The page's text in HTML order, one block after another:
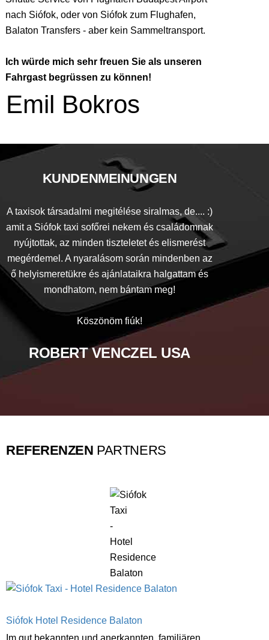
nach Siófok, oder von Siófok zum Flughafen,
Balaton Transfers - aber kein Sammeltransport.
Ich würde mich sehr freuen Sie als unseren
Fahrgast begrüssen zu können!
Emil Bokros
KUNDENMEINUNGEN
A taxisok társadalmi megitélése siralmas, de.... :)
amit a Siófok taxi sofőrei nekem és családomnak
nyújtottak, az minden tiszteletet és elismerést
megérdemel. A nyaralásom során mindenben az
ő helyismeretükre és ajánlataikra halgattam és
mondhatom, nem bántam meg!
Köszönöm fiúk!
ROBERT VENCZEL USA
REFERENZEN PARTNERS
Siófok Hotel Residence Balaton
Im gut bekannten und anerkannten, familiären